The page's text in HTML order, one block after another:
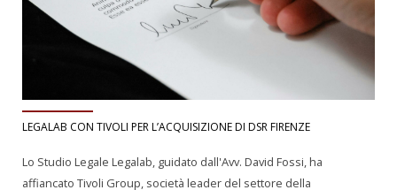
LEGALAB CON TIVOLI PER L’ACQUISIZIONE DI DSR FIRENZE
Lo Studio Legale Legalab, guidato dall'Avv. David Fossi, ha
affiancato Tivoli Group, società leader del settore della